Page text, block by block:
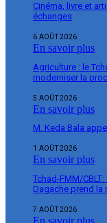
Cinéma, livre et
échanges
6 AOÛT 2026
En savoir plus
Agriculture : le
moderniser la
5 AOÛT 2026
En savoir plus
M. Keda Bala
1 AOÛT 2026
En savoir plus
Tchad-FMM/
Dagache prend la
7 AOÛT 2026
En savoir plus